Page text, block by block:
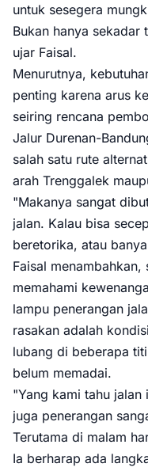
untuk sesegera
Bukan hanya sekadar
ujar Faisal.
Menurutnya,
penting karena arus
seiring rencana
Jalur Durenan-
salah satu rute
arah Trenggalek
"Makanya sangat
jalan. Kalau bisa
beretorika, atau
Faisal
memahami
lampu penerangan
rasakan adalah
lubang di beberapa
belum memadai.
"Yang kami tahu
juga penerangan
Terutama di malam
Ia berharap ada